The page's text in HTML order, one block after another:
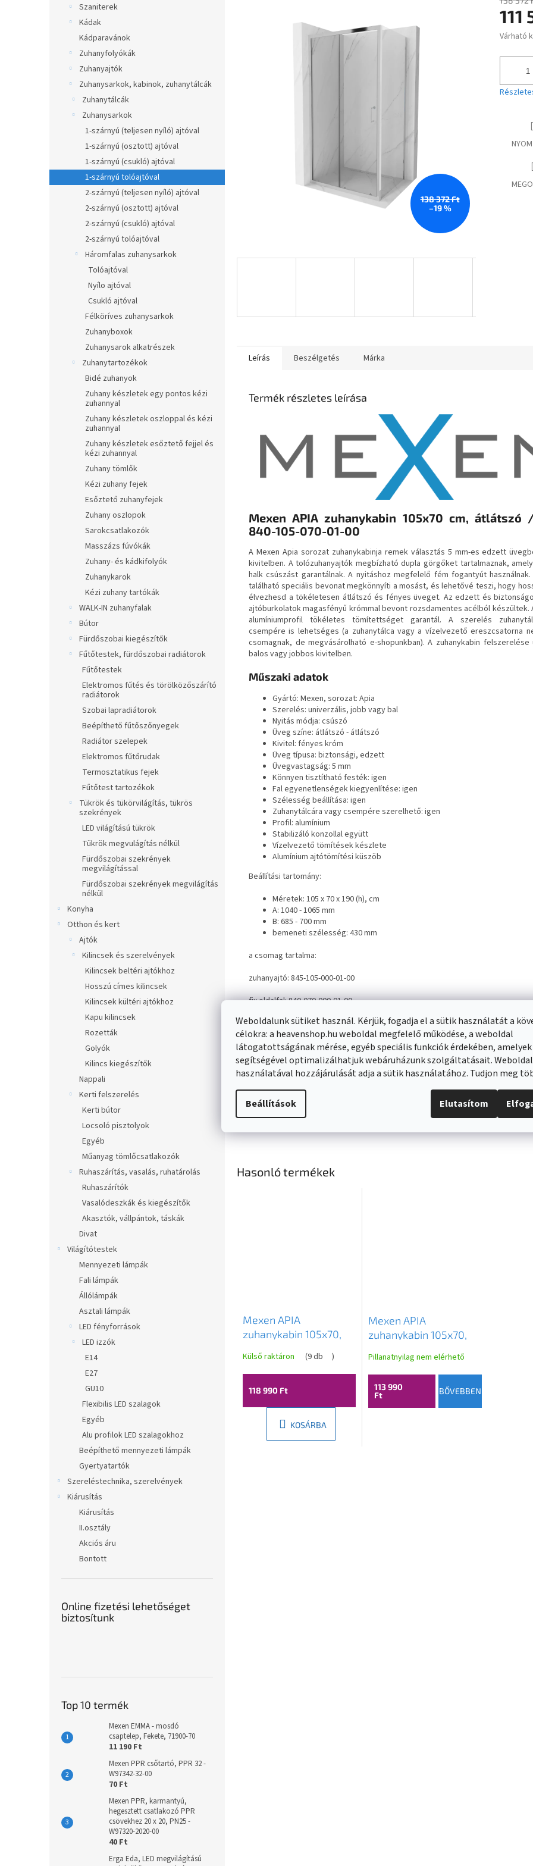
Weboldalunk sütiket használ. Kérjük, fogadja el a sütik használatát a
célokra: a heavenshop.hu weboldal megfelelő működése, a weboldal
látogatottságának mérése, egyéb speciális funkciók érdekében, amelyek
segítségével optimalizálhatjuk webáruházunk szolgáltatásait.
használatával hozzájárulását adja a sütik használatához. Tudjon meg
Beállítások Elutasítom
Szaniterek
Kádak
Kádparavánok
Zuhanyfolyókák
Zuhanyajtók
Zuhanysarkok, kabinok, zuhanytálcák
Zuhanytálcák
Zuhanysarkok
1-szárnyú (teljesen nyíló) ajtóval
1-szárnyú (osztott) ajtóval
1-szárnyú (csukló) ajtóval
1-szárnyú tolóajtóval
2-szárnyú (teljesen nyíló) ajtóval
2-szárnyú (osztott) ajtóval
2-szárnyú (csukló) ajtóval
2-szárnyú tolóajtóval
Háromfalas zuhanysarkok
Tolóajtóval
Nyílo ajtóval
Csukló ajtóval
Félköríves zuhanysarkok
Zuhanyboxok
Zuhanysarok alkatrészek
Zuhanytartozékok
Bidé zuhanyok
Zuhany készletek egy pontos kézi
zuhannyal
Zuhany készletek oszloppal és kézi
zuhannyal
Zuhany készletek esőztető fejjel és
kézi zuhannyal
Zuhany tömlők
Kézi zuhany fejek
Esőztető zuhanyfejek
Zuhany oszlopok
Sarokcsatlakozók
Masszázs fúvókák
Zuhany- és kádkifolyók
Zuhanykarok
Kézi zuhany tartókák
WALK-IN zuhanyfalak
Bútor
Fürdőszobai kiegészítők
Fűtőtestek, fürdőszobai radiátorok
Fűtőtestek
Elektromos fűtés és törölközőszárító
radiátorok
Szobai lapradiátorok
Beépíthető fűtőszőnyegek
Radiátor szelepek
Elektromos fűtőrudak
Termosztatikus fejek
Fűtőtest tartozékok
Tükrök és tükörvilágítás, tükrös
szekrények
LED világítású tükrök
Tükrök megvulágítás nélkül
Fürdőszobai szekrények
megvilágítással
Fürdőszobai szekrények megvilágítás
nélkül
Konyha
Otthon és kert
Ajtók
Kilincsek és szerelvények
Kilincsek beltéri ajtókhoz
Hosszú címes kilincsek
Kilincsek kültéri ajtókhoz
Kapu kilincsek
Rozetták
Golyók
Kilincs kiegészítők
Nappali
Kerti felszerelés
Kerti bútor
Locsoló pisztolyok
Egyéb
Műanyag tömlőcsatlakozók
Ruhaszárítás, vasalás, ruhatárolás
Ruhaszárítók
Vasalódeszkák és kiegészítők
Akasztók, vállpántok, táskák
Divat
Világítótestek
Mennyezeti lámpák
Fali lámpák
Állólámpák
Asztali lámpák
LED fényforrások
LED izzók
E14
E27
GU10
Flexibilis LED szalagok
Egyéb
Alu profilok LED szalagokhoz
Beépíthető mennyezeti lámpák
Gyertyatartók
Szereléstechnika, szerelvények
Kiárusítás
Kiárusítás
II.osztály
Akciós áru
Bontott
Online fizetési lehetőséget
biztosítunk
Top 10 termék
Mexen EMMA - mosdó
csaptelep, Fekete, 71900-70
11 190 Ft
Mexen PPR csőtartó, PPR 32 -
W97342-32-00
70 Ft
Mexen PPR, karmantyú,
hegesztett csatlakozó PPR
csövekhez 20 x 20, PN25 -
W97320-2020-00
40 Ft
Erga Eda, LED megvilágítású
138 372 Ft
–19 %
111
Várható
Leírás Beszélgetés Márka
Termék részletes leírása
Mexen APIA zuhanykabin 105x70 cm, átlátszó
840-105-070-01-00
A Mexen Apia sorozat zuhanykabinja remek választás 5 mm-es edzett
kivitelben. A tolózuhanyajtók megbízható dupla görgőket tartalmaznak,
halk csúszást garantálnak. A nyitáshoz megfelelő fém fogantyút
található speciális bevonat megkönnyíti a mosást, és lehetővé teszi, hogy
élvezhesd a tökéletesen átlátszó és fényes üveget. Az edzett és
ajtóburkolatok magasfényű krómmal bevont rozsdamentes acélból készültek.
alumíniumprofil tökéletes tömítettséget garantál. A szerelés
csempére is lehetséges (a zuhanytálca vagy a vízelvezető ereszcsatorna
csomagnak, de megvásárolható e-shopunkban). A zuhanykabin felszerelése
balos vagy jobbos kivitelben.
Műszaki adatok
Gyártó: Mexen, sorozat: Apia
Szerelés: univerzális, jobb vagy bal
Nyitás módja: csúszó
Üveg színe: átlátszó - átlátszó
Kivitel: fényes króm
Üveg típusa: biztonsági, edzett
Üvegvastagság: 5 mm
Könnyen tisztítható festék: igen
Fal egyenetlenségek kiegyenlítése: igen
Szélesség beállítása: igen
Zuhanytálcára vagy csempére szerelhető: igen
Profil: alumínium
Stabilizáló konzollal együtt
Vízelvezető tömítések készlete
Alumínium ajtótömítési küszöb
Beállítási tartomány:
Méretek: 105 x 70 x 190 (h), cm
A: 1040 - 1065 mm
B: 685 - 700 mm
bemeneti szélesség: 430 mm
a csomag tartalma:
zuhanyajtó: 845-105-000-01-00
fix oldalfal: 840-070-000-01-00
Hasonló termékek
Mexen APIA
zuhanykabin 105x70,
profil, 840-105-070-
70-00
Külső raktáron (9 db )
118 990 Ft
KOSÁRBA
Mexen APIA
zuhanykabin 105x70,
profil, 840-105-070-
01-20
Pillanatnyilag nem elérhető
113 990
Ft
BŐVEBBEN